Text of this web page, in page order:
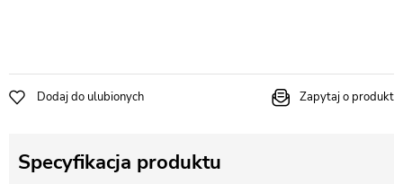
Dodaj do ulubionych Zapytaj o produkt
Specyfikacja produktu